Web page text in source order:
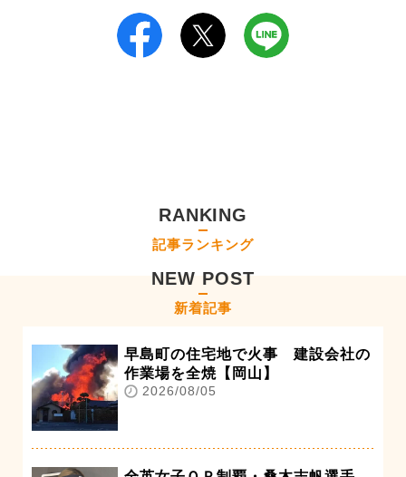
RANKING
記事ランキング
NEW POST
新着記事
早島町の住宅地で火事 建設会社の
作業場を全焼【岡山】
2026/08/05